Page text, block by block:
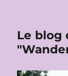
Le blog